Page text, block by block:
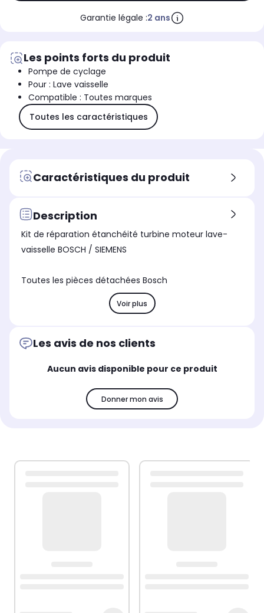
Garantie légale :2 ans
Les points forts du produit
Pompe de cyclage
Pour : Lave vaisselle
Compatible : Toutes marques
Toutes les caractéristiques
Caractéristiques du produit
Description
Kit de réparation étanchéité turbine moteur lave-
vaisselle BOSCH / SIEMENS
Toutes les pièces détachées Bosch
Voir plus
Les avis de nos clients
Aucun avis disponible pour ce produit
Donner mon avis